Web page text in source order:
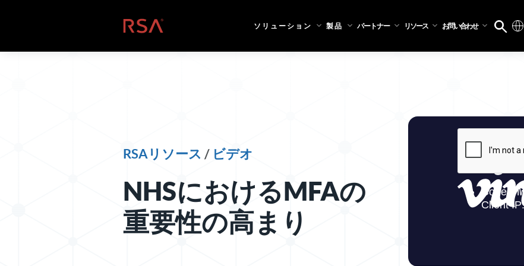
ホーム ソリューション 製品 パートナー リソース お問い合わせ
RSAリソース / ビデオ
NHSにおけるMFAの
重要性の高まり